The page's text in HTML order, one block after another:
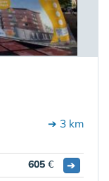
➔ 3 km
605 €
➔